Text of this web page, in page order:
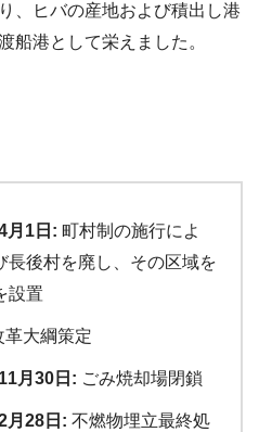
、ヒバの産地および積出し港
船港として栄えました。
月1日: 町村制の施行によ
長後村を廃し、その区域を
設置
革大綱策定
月30日: ごみ焼却場閉鎖
月28日: 不燃物埋立最終処